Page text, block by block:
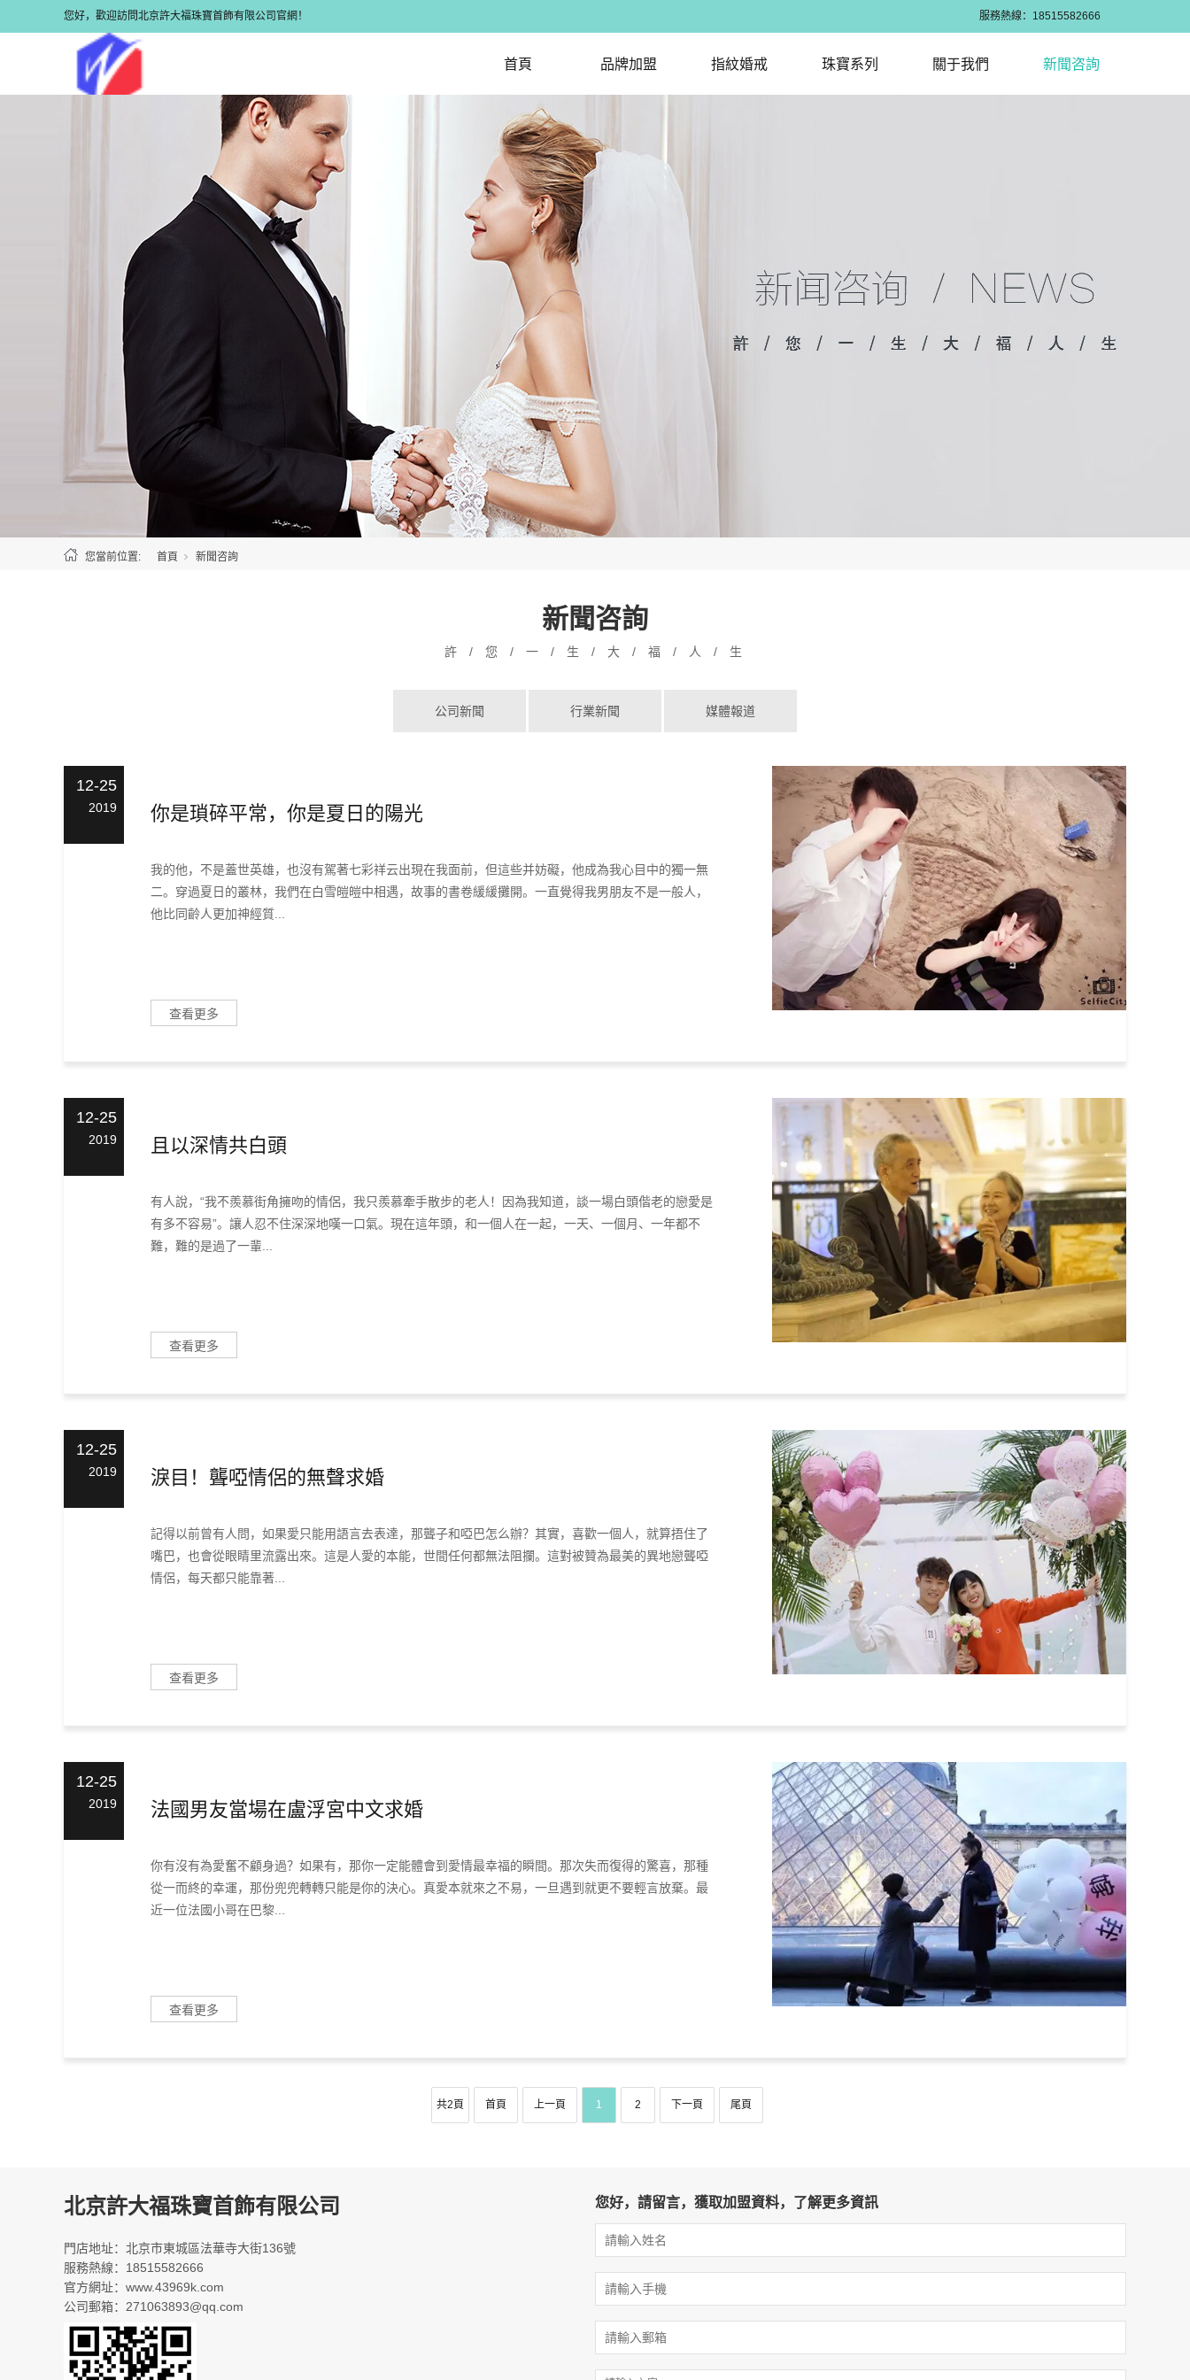
您好，歡迎訪問北京許大福珠寶首飾有限公司官網！ 服務熱線：18515582666
首頁 品牌加盟 指紋婚戒 珠寶系列 關于我們 新聞咨詢
您當前位置: 首頁 新聞咨詢
新聞咨詢
許 / 您 / 一 / 生 / 大 / 福 / 人 / 生
公司新聞 行業新聞 媒體報道
12-25
2019 你是瑣碎平常，你是夏日的陽光
我的他，不是蓋世英雄，也沒有駕著七彩祥云出現在我面前，但這些并妨礙，他成為我心目中的獨一無
二。穿過夏日的叢林，我們在白雪皚皚中相遇，故事的書卷緩緩攤開。一直覺得我男朋友不是一般人，
他比同齡人更加神經質...
查看更多
12-25
2019 且以深情共白頭
有人說，“我不羨慕街角擁吻的情侶，我只羨慕牽手散步的老人！因為我知道，談一場白頭偕老的戀愛是
有多不容易”。讓人忍不住深深地嘆一口氣。現在這年頭，和一個人在一起，一天、一個月、一年都不
難，難的是過了一輩...
查看更多
12-25
2019 淚目！聾啞情侶的無聲求婚
記得以前曾有人問，如果愛只能用語言去表達，那聾子和啞巴怎么辦？其實，喜歡一個人，就算捂住了
嘴巴，也會從眼睛里流露出來。這是人愛的本能，世間任何都無法阻攔。這對被贊為最美的異地戀聾啞
情侶，每天都只能靠著...
查看更多
12-25
2019 法國男友當場在盧浮宮中文求婚
你有沒有為愛奮不顧身過？如果有，那你一定能體會到愛情最幸福的瞬間。那次失而復得的驚喜，那種
從一而終的幸運，那份兜兜轉轉只能是你的決心。真愛本就來之不易，一旦遇到就更不要輕言放棄。最
近一位法國小哥在巴黎...
查看更多
共2頁 首頁 上一頁 1 2 下一頁 尾頁
北京許大福珠寶首飾有限公司
門店地址：北京市東城區法華寺大街136號
服務熱線：18515582666
官方網址：www.43969k.com
公司郵箱：271063893@qq.com
您好，請留言，獲取加盟資料，了解更多資訊